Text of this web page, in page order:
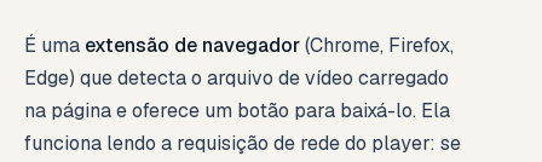
É uma extensão de navegador(Chrome, Firefox,
Edge) que detecta o arquivo de vídeo carregado
na página e oferece um botão para baixá-lo. Ela
funciona lendo a requisição de rede do player: se